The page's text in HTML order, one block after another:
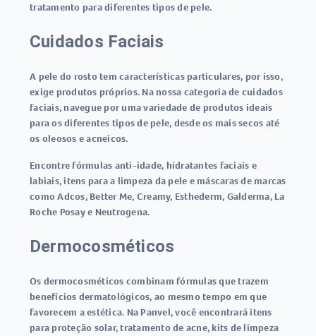
tratamento para diferentes tipos de pele.
Cuidados Faciais
A pele do rosto tem características particulares, por isso,
exige produtos próprios. Na nossa categoria de cuidados
faciais, navegue por uma variedade de produtos ideais
para os diferentes tipos de pele, desde os mais secos até
os oleosos e acneicos.
Encontre fórmulas anti-idade, hidratantes faciais e
labiais, itens para a limpeza da pele e máscaras de marcas
como Adcos, Better Me, Creamy, Esthederm, Galderma, La
Roche Posay e Neutrogena.
Dermocosméticos
Os dermocosméticos combinam fórmulas que trazem
benefícios dermatológicos, ao mesmo tempo em que
favorecem a estética. Na Panvel, você encontrará itens
para proteção solar, tratamento de acne, kits de limpeza